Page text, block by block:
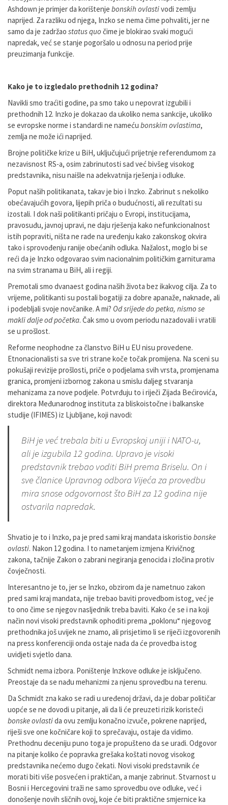
Ashdown je primjer da korištenje bonskih ovlastivodi zemlju
naprijed. Za razliku od njega, Inzko se nema čime pohvaliti, jer ne
samo da je zadržao status quo čime je blokirao svaki mogući
napredak, već se stanje pogoršalo u odnosu na period prije
preuzimanja funkcije.
Kako je to izgledalo prethodnih 12 godina?
Navikli smo traćiti godine, pa smo tako u nepovrat izgubili i
prethodnih 12. Inzko je dokazao da ukoliko nema sankcije, ukoliko
se evropske norme i standardi ne nameću bonskim ovlastima,
zemlja ne može ići naprijed.
Brojne političke krize u BiH, uključujući prijetnje referendumom za
nezavisnost RS-a, osim zabrinutosti sad već bivšeg visokog
predstavnika, nisu naišle na adekvatnija rješenja i odluke.
Poput naših politikanata, takav je bio i Inzko. Zabrinut s nekoliko
obećavajućih govora, lijepih priča o budućnosti, ali rezultati su
izostali. I dok naši politikanti pričaju o Evropi, institucijama,
pravosuđu, javnoj upravi, ne daju rješenja kako nefunkcionalnost
istih popraviti, ništa ne rade na uređenju kako zakonskog okvira
tako i sprovođenju ranije obećanih odluka. Nažalost, moglo bi se
reći da je Inzko odgovarao svim nacionalnim političkim garniturama
na svim stranama u BiH, ali i regiji.
Premotali smo dvanaest godina naših života bez ikakvog cilja. Za to
vrijeme, politikanti su postali bogatiji za dobre apanaže, naknade, ali
i podebljali svoje novčanike. A mi? Od srijede do petka, nismo se
makli dalje od početka. Čak smo u ovom periodu nazadovali i vratili
se u prošlost.
Reforme neophodne za članstvo BiH u EU nisu provedene.
Etnonacionalisti sa sve tri strane koče točak promijena. Na sceni su
pokušaji revizije prošlosti, priče o podjelama svih vrsta, promjenama
granica, promjeni izbornog zakona u smislu daljeg stvaranja
mehanizama za nove podjele. Potvrđuju to i riječi Zijada Bećirovića,
direktora Međunarodnog instituta za bliskoistočne i balkanske
studije (IFIMES) iz Ljubljane, koji navodi:
BiH je već trebala biti u Evropskoj uniji i NATO-u,
ali je izgubila 12 godina. Upravo je visoki
predstavnik trebao voditi BiH prema Briselu. On i
sve članice Upravnog odbora Vijeća za provedbu
mira snose odgovornost što BiH za 12 godina nije
ostvarila napredak.
Shvatio je to i Inzko, pa je pred sami kraj mandata iskoristio bonske
ovlasti. Nakon 12 godina. I to nametanjem izmjena Krivičnog
zakona, tačnije Zakon o zabrani negiranja genocida i zločina protiv
čovječnosti.
Interesantno je to, jer se Inzko, obzirom da je nametnuo zakon
pred sami kraj mandata, nije trebao baviti provedbom istog, već je
to ono čime se njegov nasljednik treba baviti. Kako će se i na koji
način novi visoki predstavnik ophoditi prema „poklonu“ njegovog
prethodnika još uvijek ne znamo, ali prisjetimo li se riječi izgovorenih
na press konferenciji onda ostaje nada da će provedba istog
uvidjeti svjetlo dana.
Schmidt nema izbora. Poništenje Inzkove odluke je isključeno.
Preostaje da se nađu mehanizmi za njenu sprovedbu na terenu.
Da Schmidt zna kako se radi u uređenoj državi, da je dobar političar
uopće se ne dovodi u pitanje, ali da li će preuzeti rizik koristeći
bonske ovlastida ovu zemlju konačno izvuče, pokrene naprijed,
riješi sve one kočničare koji to sprečavaju, ostaje da vidimo.
Prethodnu deceniju puno toga je propušteno da se uradi. Odgovor
na pitanje koliko će popravka grešaka koštati novog visokog
predstavnika nećemo dugo čekati. Novi visoki predstavnik će
morati biti više posvećen i praktičan, a manje zabrinut. Stvarnost u
Bosni i Hercegovini traži ne samo sprovedbu ove odluke, već i
donošenje novih sličnih ovoj, koje će biti praktične smjernice ka